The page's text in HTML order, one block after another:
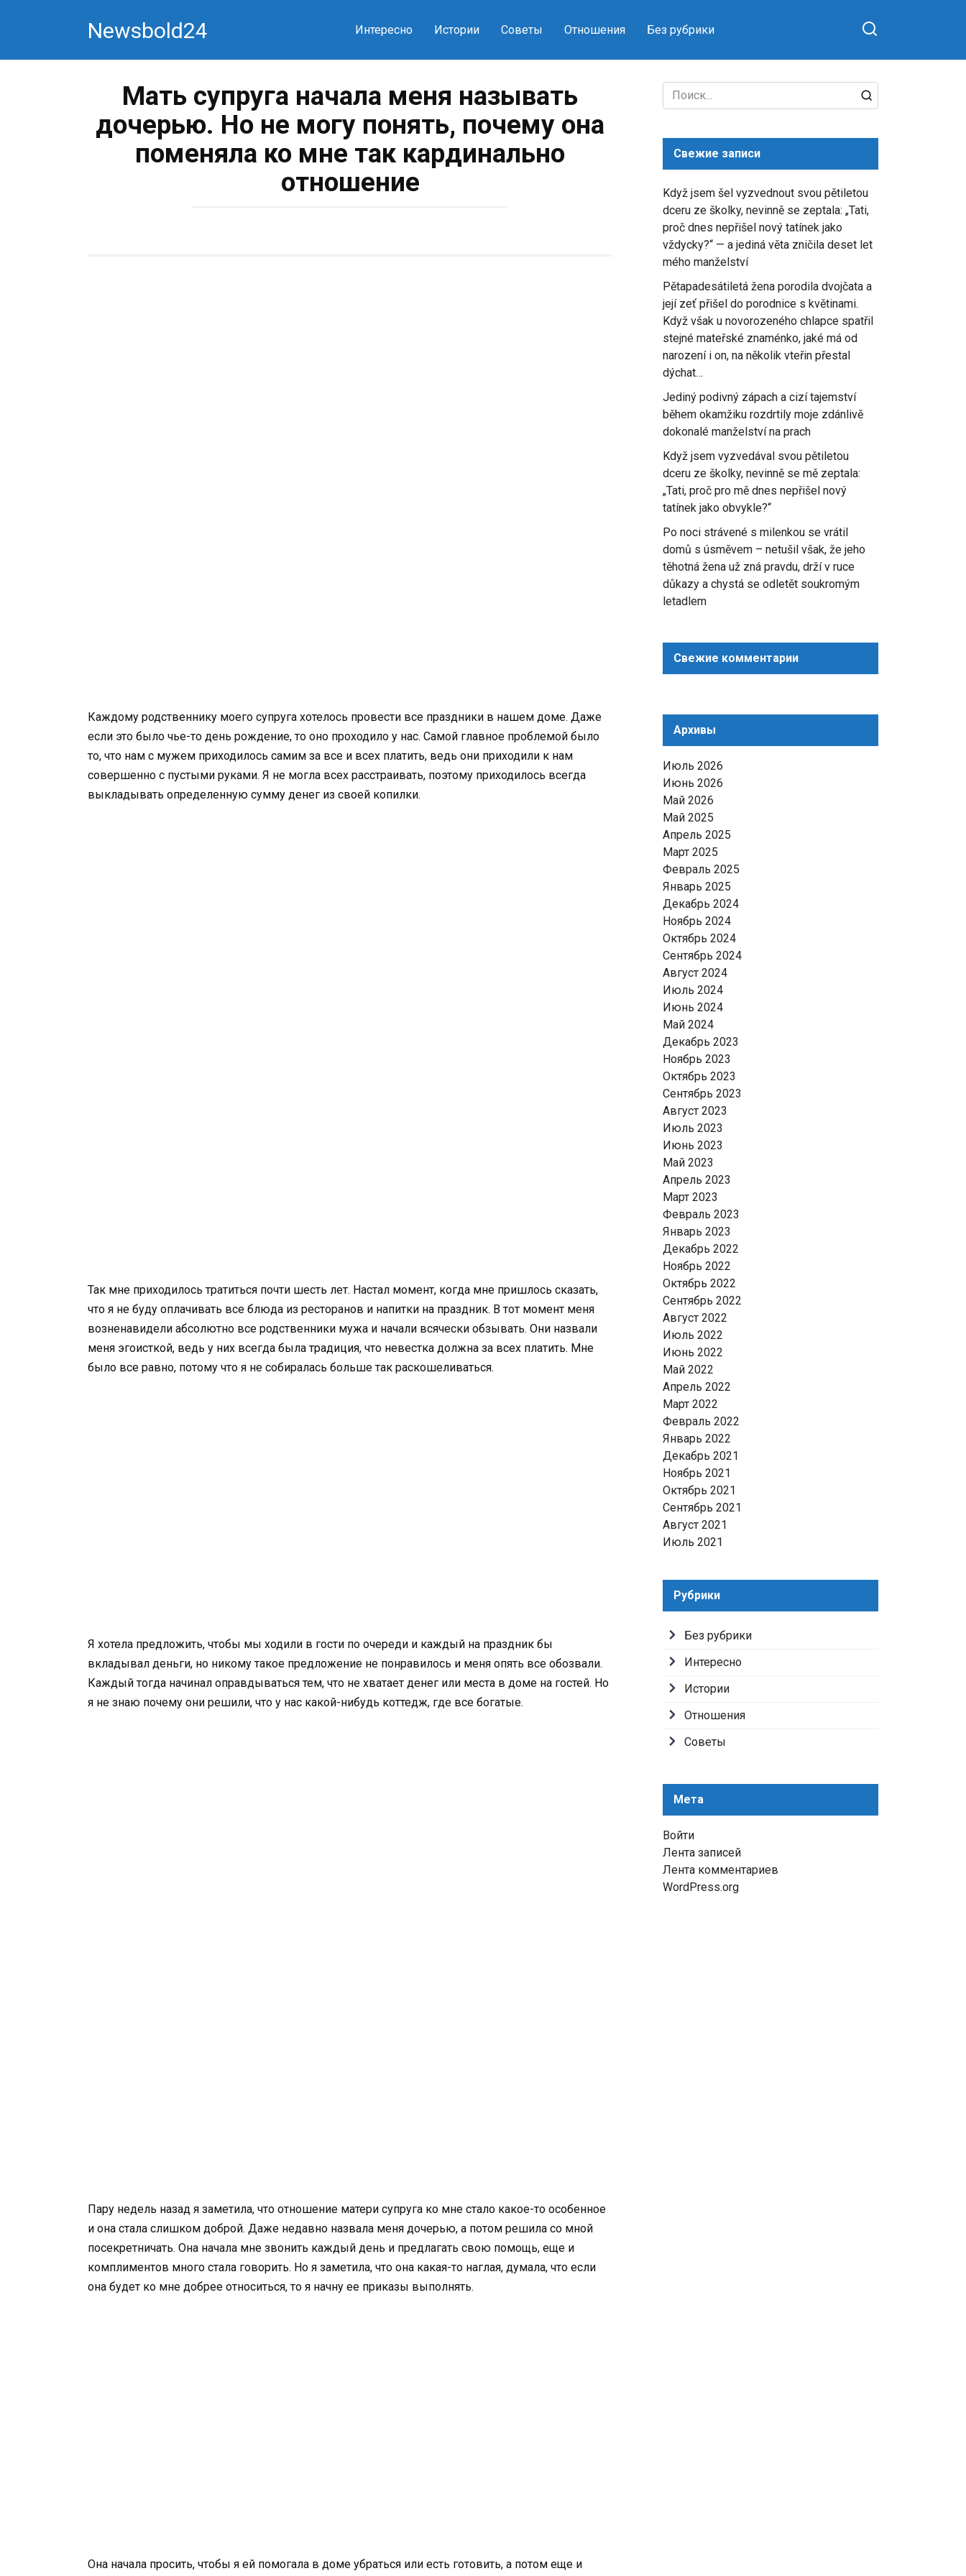
Newsbold24 Интересно Истории Советы Отношения Без рубрики
Мать супруга начала меня называть
дочерью. Но не могу понять, почему она
поменяла ко мне так кардинально
отношение
Каждому родственнику моего супруга хотелось провести все праздники в нашем доме. Даже
если это было чье-то день рождение, то оно проходило у нас. Самой главное проблемой было
то, что нам с мужем приходилось самим за все и всех платить, ведь они приходили к нам
совершенно с пустыми руками. Я не могла всех расстраивать, поэтому приходилось всегда
выкладывать определенную сумму денег из своей копилки.
Так мне приходилось тратиться почти шесть лет. Настал момент, когда мне пришлось сказать,
что я не буду оплачивать все блюда из ресторанов и напитки на праздник. В тот момент меня
возненавидели абсолютно все родственники мужа и начали всячески обзывать. Они назвали
меня эгоисткой, ведь у них всегда была традиция, что невестка должна за всех платить. Мне
было все равно, потому что я не собиралась больше так раскошеливаться.
Я хотела предложить, чтобы мы ходили в гости по очереди и каждый на праздник бы
вкладывал деньги, но никому такое предложение не понравилось и меня опять все обозвали.
Каждый тогда начинал оправдываться тем, что не хватает денег или места в доме на гостей. Но
я не знаю почему они решили, что у нас какой-нибудь коттедж, где все богатые.
Пару недель назад я заметила, что отношение матери супруга ко мне стало какое-то особенное
и она стала слишком доброй. Даже недавно назвала меня дочерью, а потом решила со мной
посекретничать. Она начала мне звонить каждый день и предлагать свою помощь, еще и
комплиментов много стала говорить. Но я заметила, что она какая-то наглая, думала, что если
она будет ко мне добрее относиться, то я начну ее приказы выполнять.
Она начала просить, чтобы я ей помогала в доме убраться или есть готовить, а потом еще и
Search
for:
Свежие записи
Když jsem šel vyzvednout svou pětiletou
dceru ze školky, nevinně se zeptala: „Tati,
proč dnes nepřišel nový tatínek jako
vždycky?“ — a jediná věta zničila deset let
mého manželství
Pětapadesátiletá žena porodila dvojčata a
její zeť přišel do porodnice s květinami.
Když však u novorozeného chlapce spatřil
stejné mateřské znaménko, jaké má od
narození i on, na několik vteřin přestal
dýchat…
Jediný podivný zápach a cizí tajemství
během okamžiku rozdrtily moje zdánlivě
dokonalé manželství na prach
Když jsem vyzvedával svou pětiletou
dceru ze školky, nevinně se mě zeptala:
„Tati, proč pro mě dnes nepřišel nový
tatínek jako obvykle?“
Po noci strávené s milenkou se vrátil
domů s úsměvem – netušil však, že jeho
těhotná žena už zná pravdu, drží v ruce
důkazy a chystá se odletět soukromým
letadlem
Свежие комментарии
Архивы
Июль 2026
Июнь 2026
Май 2026
Май 2025
Апрель 2025
Март 2025
Февраль 2025
Январь 2025
Декабрь 2024
Ноябрь 2024
Октябрь 2024
Сентябрь 2024
Август 2024
Июль 2024
Июнь 2024
Май 2024
Декабрь 2023
Ноябрь 2023
Октябрь 2023
Сентябрь 2023
Август 2023
Июль 2023
Июнь 2023
Май 2023
Апрель 2023
Март 2023
Февраль 2023
Январь 2023
Декабрь 2022
Ноябрь 2022
Октябрь 2022
Сентябрь 2022
Август 2022
Июль 2022
Июнь 2022
Май 2022
Апрель 2022
Март 2022
Февраль 2022
Январь 2022
Декабрь 2021
Ноябрь 2021
Октябрь 2021
Сентябрь 2021
Август 2021
Июль 2021
Рубрики
Без рубрики
Интересно
Истории
Отношения
Советы
Мета
Войти
Лента записей
Лента комментариев
WordPress.org